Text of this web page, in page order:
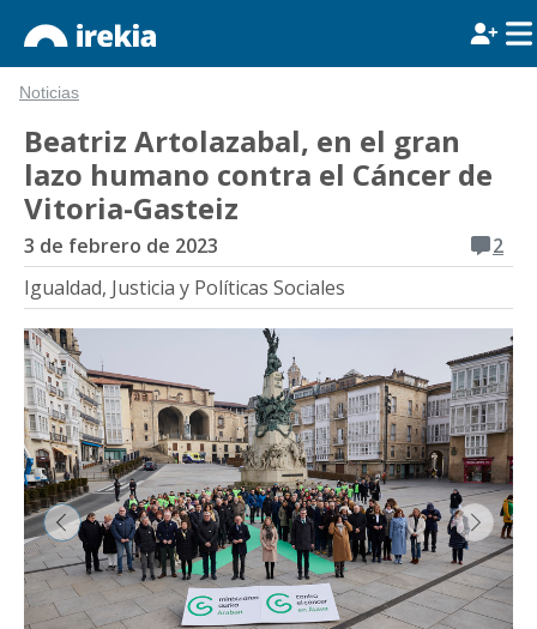
Noticias
Beatriz Artolazabal, en el gran
lazo humano contra el Cáncer de
Vitoria-Gasteiz
3 de febrero de 2023
2
Igualdad, Justicia y Políticas Sociales
&lsaquo; Anterior